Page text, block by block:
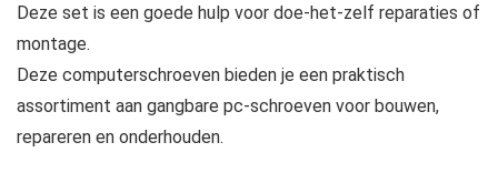
Deze set is een goede hulp voor doe-het-zelf reparaties of
montage.
Deze computerschroeven bieden je een praktisch
assortiment aan gangbare pc-schroeven voor bouwen,
repareren en onderhouden.